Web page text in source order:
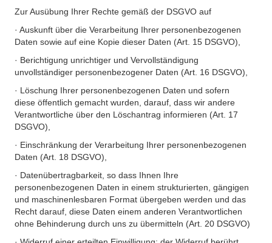
Zur Ausübung Ihrer Rechte gemäß der DSGVO auf
· Auskunft über die Verarbeitung Ihrer personenbezogenen
Daten sowie auf eine Kopie dieser Daten (Art. 15 DSGVO),
· Berichtigung unrichtiger und Vervollständigung
unvollständiger personenbezogener Daten (Art. 16 DSGVO),
· Löschung Ihrer personenbezogenen Daten und sofern
diese öffentlich gemacht wurden, darauf, dass wir andere
Verantwortliche über den Löschantrag informieren (Art. 17
DSGVO),
· Einschränkung der Verarbeitung Ihrer personenbezogenen
Daten (Art. 18 DSGVO),
· Datenübertragbarkeit, so dass Ihnen Ihre
personenbezogenen Daten in einem strukturierten, gängigen
und maschinenlesbaren Format übergeben werden und das
Recht darauf, diese Daten einem anderen Verantwortlichen
ohne Behinderung durch uns zu übermitteln (Art. 20 DSGVO)